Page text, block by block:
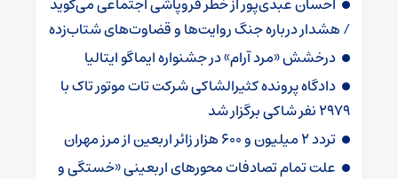
/ هشدار درباره جنگ روایت‌ها و قضاوت‌های شتاب‌زده
درخشش «مرد آرام» در جشنواره ایماگو ایتالیا
دادگاه پرونده کثیرالشاکی شرکت تات موتور تاک با
2979 نفر شاکی برگزار شد
تردد 2 میلیون و 600 هزار زائر اربعین از مرز مهران‌‌
علت تمام‌ تصادفات محورهای اربعینی‌ «خستگی و